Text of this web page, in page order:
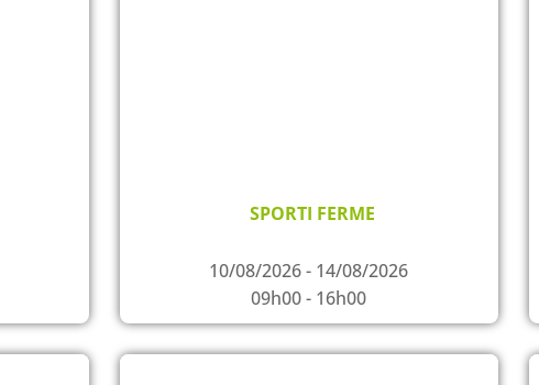
SPORTI FERME
10/08/2026 - 14/08/2026
09h00 - 16h00